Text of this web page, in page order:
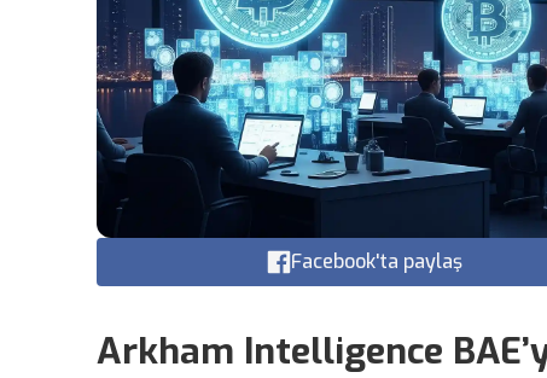
Facebook'ta paylaş
Arkham Intelligence